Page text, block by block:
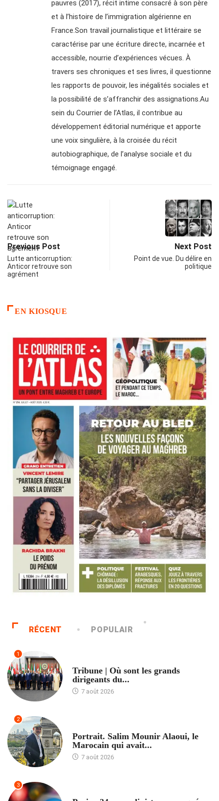
pauvres (2017), récit intime consacré à son père
et à l’histoire de l’immigration algérienne en
France.Son travail journalistique et littéraire se
caractérise par une écriture directe, incarnée et
accessible, nourrie d’expériences vécues. À
travers ses chroniques et ses livres, il questionne
les rapports de pouvoir, les inégalités sociales et
la possibilité de s’affranchir des assignations.Au
sein du Courrier de l’Atlas, il contribue au
développement éditorial numérique et apporte
une voix singulière, à la croisée du récit
autobiographique, de l’analyse sociale et du
témoignage engagé.
Previous Post
Lutte anticorruption:
Anticor retrouve son
agrément
Next Post
Point de vue. Du délire en
politique
EN KIOSQUE
RÉCENT POPULAIR
1
Tribune | Où sont les grands
dirigeants du...
7 août 2026
2
Portrait. Salim Mounir Alaoui, le
Marocain qui avait...
7 août 2026
3